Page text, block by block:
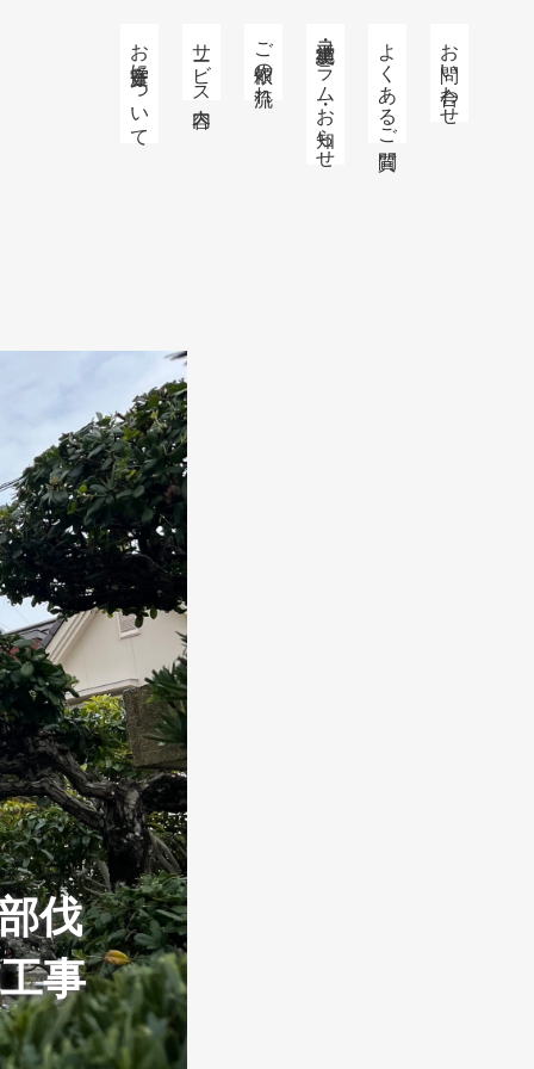
お庭番守について サービス内容 ご依頼の流れ 施工実績・コラム・お知らせ よくあるご質問 お問い合わせ
伐
事